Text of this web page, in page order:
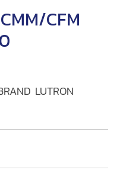
CFM
LUTRON